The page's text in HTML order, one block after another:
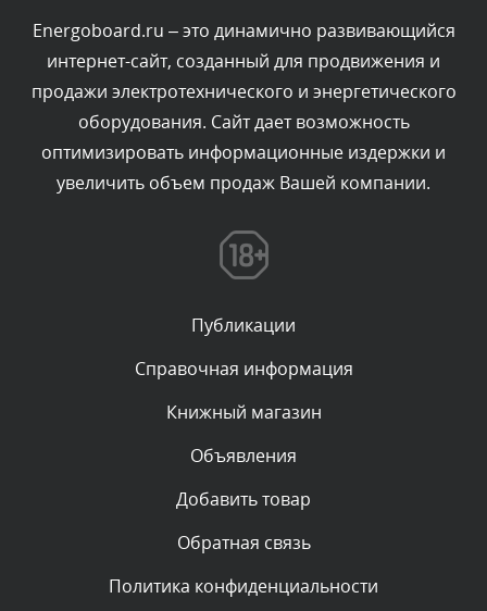
Комментарий проверяется
Текст комментария будет виден после проверки
администратором.
Сегодня, в 18:49
Комментарий проверяется
Текст комментария будет виден после проверки
Комментарий проверяется
Текст комментария будет виден после проверки
администратором.
Комментарий проверяется
Текст комментария будет виден после проверки
администратором.
Taras.apletin
Energoboard.ru – это динамично развивающийся
интернет-сайт, созданный для продвижения и
продажи электротехнического и энергетического
оборудования. Сайт дает возможность
оптимизировать информационные издержки и
увеличить объем продаж Вашей компании.
Публикации
Справочная информация
Книжный магазин
Объявления
Добавить товар
Обратная связь
Политика конфиденциальности